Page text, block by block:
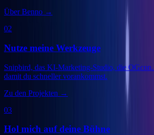
Über Benno →
02
Nutze meine Werkzeuge
Snipbird, das KI-Marketing-Studio, die
damit du schneller vorankommst.
Zu den Projekten →
03
Hol mich auf deine Bühne